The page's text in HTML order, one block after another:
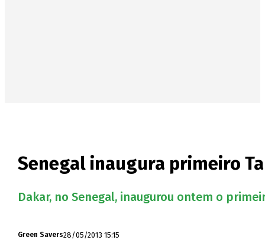
Senegal inaugura primeiro
Dakar, no Senegal, inaugurou ontem o
Green Savers28/05/2013 15:15